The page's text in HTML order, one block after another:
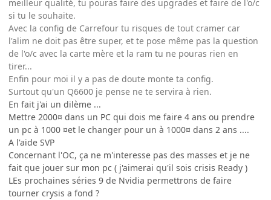
meilleur qualité, tu pouras faire des upgrades et faire de l'o/c
si tu le souhaite.
Avec la config de Carrefour tu risques de tout cramer car
l'alim ne doit pas être super, et te pose même pas la question
de l'o/c avec la carte mère et la ram tu ne pouras rien en
tirer...
Enfin pour moi il y a pas de doute monte ta config.
Surtout qu'un Q6600 je pense ne te servira à rien.
En fait j'ai un dilème ...
Mettre 2000¤ dans un PC qui dois me faire 4 ans ou prendre
un pc à 1000 ¤et le changer pour un à 1000¤ dans 2 ans ....
A l'aide SVP
Concernant l'OC, ça ne m'interesse pas des masses et je ne
fait que jouer sur mon pc ( j'aimerai qu'il sois crisis Ready )
LEs prochaines séries 9 de Nvidia permettrons de faire
tourner crysis a fond ?